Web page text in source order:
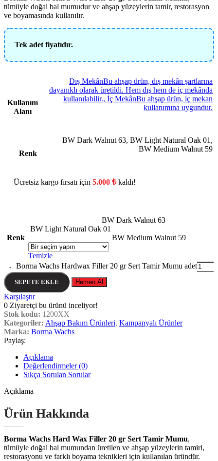
tümüyle doğal bal mumudur ve ahşap yüzeylerin tamir, restorasyon
ve boyamasında kullanılır.
Tek adet fiyatıdır.
Kullanım
Alanı
Dış MekânBu ahşap ürün, dış mekân şartlarına
dayanıklı olarak üretildi. Hem dış hem de iç mekânda
kullanılabilir., İç MekânBu ahşap ürün, iç mekan
kullanımına uygundur.
Renk
BW Dark Walnut 63, BW Light Natural Oak 01 ,
BW Medium Walnut 59
Ücretsiz kargo fırsatı için 5.000 ₺kaldı!
Renk
BW Dark Walnut 63
BW Light Natural Oak 01
BW Medium Walnut 59
Temizle
Borma Wachs Hardwax Filler 20 gr Sert Tamir Mumu adet
SEPETE EKLE Hemen Al
Karşılaştır
0 Ziyaretçi bu ürünü inceliyor!
Stok kodu: 1200XX
Kategoriler: Ahşap Bakım Ürünleri, Kampanyalı Ürünler
Marka: Borma Wachs
Paylaş:
Açıklama
Değerlendirmeler (0)
Sıkça Sorulan Sorular
Açıklama
Ürün Hakkında
Borma Wachs Hard Wax Filler 20 gr Sert Tamir Mumu,
tümüyle doğal bal mumundan üretilen ve ahşap yüzeylerin tamiri,
restorasyonu ve farklı boyama teknikleri için kullanılan üründür.